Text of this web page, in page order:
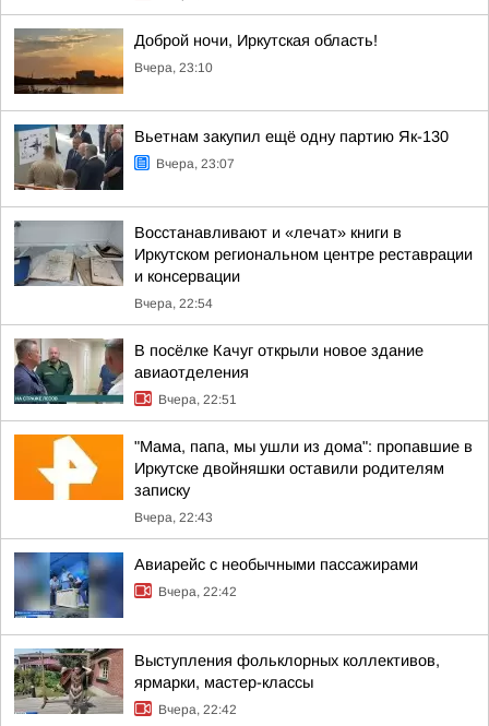
Доброй ночи, Иркутская область!
Вчера, 23:10
Вьетнам закупил ещё одну партию Як-130
Вчера, 23:07
Восстанавливают и «лечат» книги в
Иркутском региональном центре реставрации
и консервации
Вчера, 22:54
В посёлке Качуг открыли новое здание
авиаотделения
Вчера, 22:51
"Мама, папа, мы ушли из дома": пропавшие в
Иркутске двойняшки оставили родителям
записку
Вчера, 22:43
Авиарейс с необычными пассажирами
Вчера, 22:42
Выступления фольклорных коллективов,
ярмарки, мастер-классы
Вчера, 22:42